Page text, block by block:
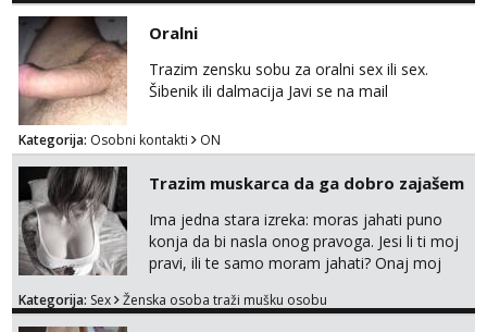
Oralni
Trazim zensku sobu za oralni sex ili sex.
Šibenik ili dalmacija Javi se na mail
Kategorija: Osobni kontakti ON
Trazim muskarca da ga dobro zajašem
Ima jedna stara izreka: moras jahati puno
konja da bi nasla onog pravoga. Jesi li ti moj
pravi, ili te samo moram jahati? Onaj moj
na sexdater link i javi mi se tamo....
Kategorija: Sex Ženska osoba traži mušku osobu